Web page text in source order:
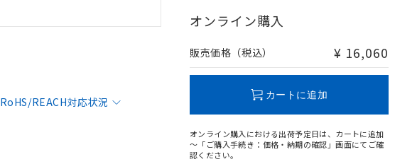
RoHS/REACH対応状況
オンライン購入
販売価格（税込） ¥ 16,060
カートに追加
オンライン購入における出荷予定日は、カートに追加
～「ご購入手続き：価格・納期の確認」画面にてご確
認ください。